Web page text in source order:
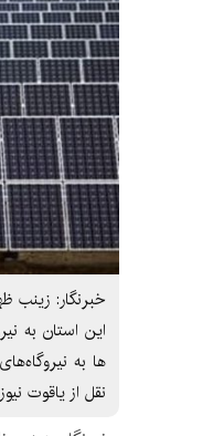
این استان به
ها به
نقل از یاقوت